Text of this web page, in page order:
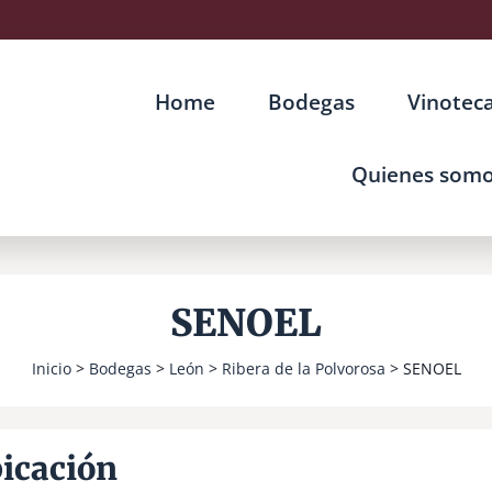
Home Bodegas
Quienes
SENOEL
Inicio> Bodegas > León > Ribera de la Polvorosa > SENOEL